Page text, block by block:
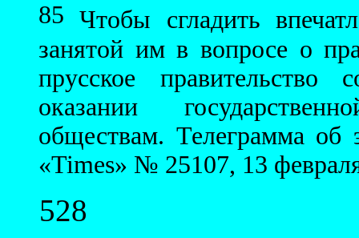
85 Чтобы сгладить
занятой им в вопросе о
прусское правительство
оказании
обществам. Телеграмма об
«Times» № 25107, 13
528